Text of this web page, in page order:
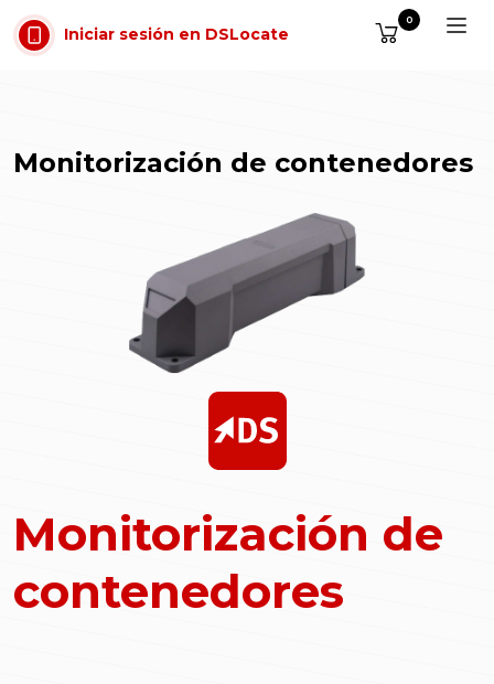
Saltar al contenido
Iniciar sesión en DSLocate
0
Monitorización de contenedores
Monitorización de
contenedores